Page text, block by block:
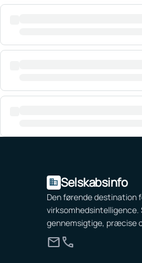
domain Selskabsinfo
Den førende destination
gennemsigtige, præcise
mailcall